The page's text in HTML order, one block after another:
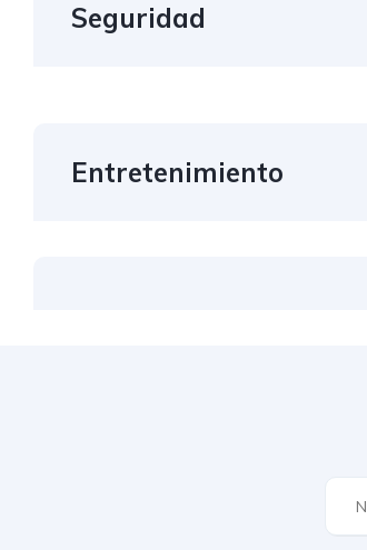
Seguridad
Entretenimiento